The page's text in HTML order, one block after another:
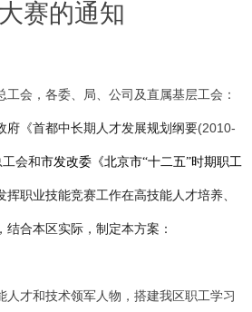
赛的通知
会，各委、局、公司及直属基层工会：
府《首都中长期人才发展规划纲要(2010-
会和市发改委《北京市“十二五”时期职工
挥职业技能竞赛工作在高技能人才培养、
合本区实际，制定本方案：
人才和技术领军人物，搭建我区职工学习